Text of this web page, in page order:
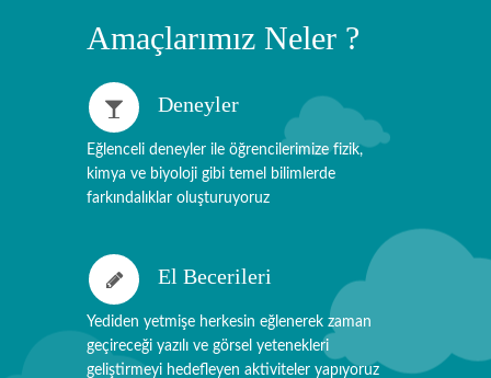
Amaçlarımız Neler ?
Deneyler
Eğlenceli deneyler ile öğrencilerimize fizik,
kimya ve biyoloji gibi temel bilimlerde
farkındalıklar oluşturuyoruz
El Becerileri
Yediden yetmişe herkesin eğlenerek zaman
geçireceği yazılı ve görsel yetenekleri
geliştirmeyi hedefleyen aktiviteler yapıyoruz